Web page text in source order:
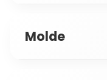
Molde